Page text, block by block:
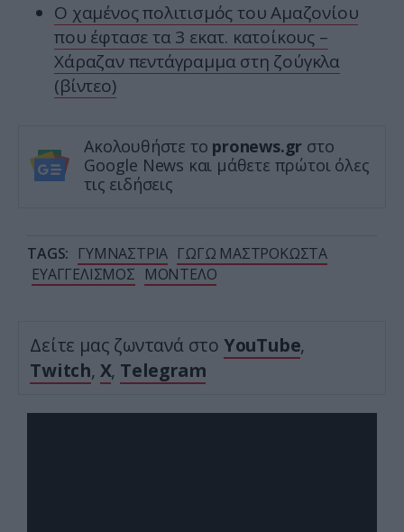
Ο χαμένος πολιτισμός του Αμαζονίου
που έφτασε τα 3 εκατ. κατοίκους –
Χάραζαν πεντάγραμμα στη ζούγκλα
(βίντεο)
Ακολουθήστε το pronews.gr στο
Google News και μάθετε πρώτοι όλες
τις ειδήσεις
TAGS: ΓΥΜΝΑΣΤΡΙΑ ΓΩΓΩ ΜΑΣΤΡΟΚΩΣΤΑ
ΕΥΑΓΓΕΛΙΣΜΟΣ ΜΟΝΤΕΛΟ
Δείτε μας ζωντανά στο YouTube,
Twitch, X, Telegram